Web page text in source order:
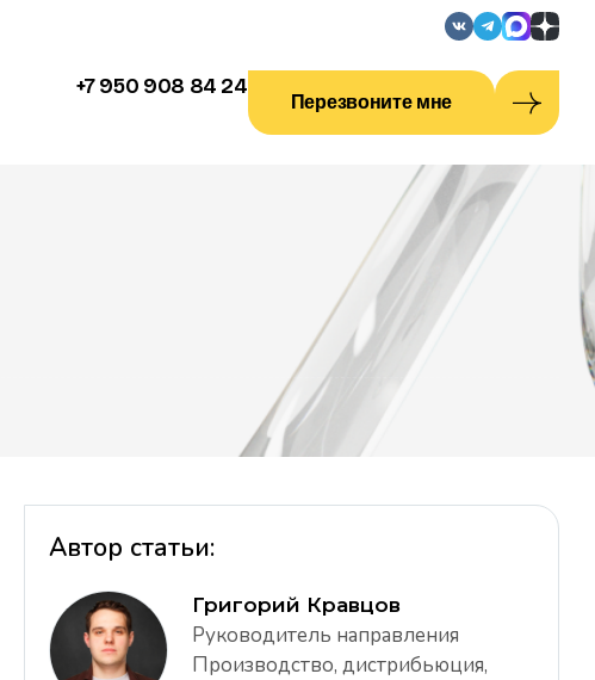
+7 950 908 84 24
Перезвоните мне
Автор статьи:
Григорий Кравцов
Руководитель направления
Производство, дистрибьюция,